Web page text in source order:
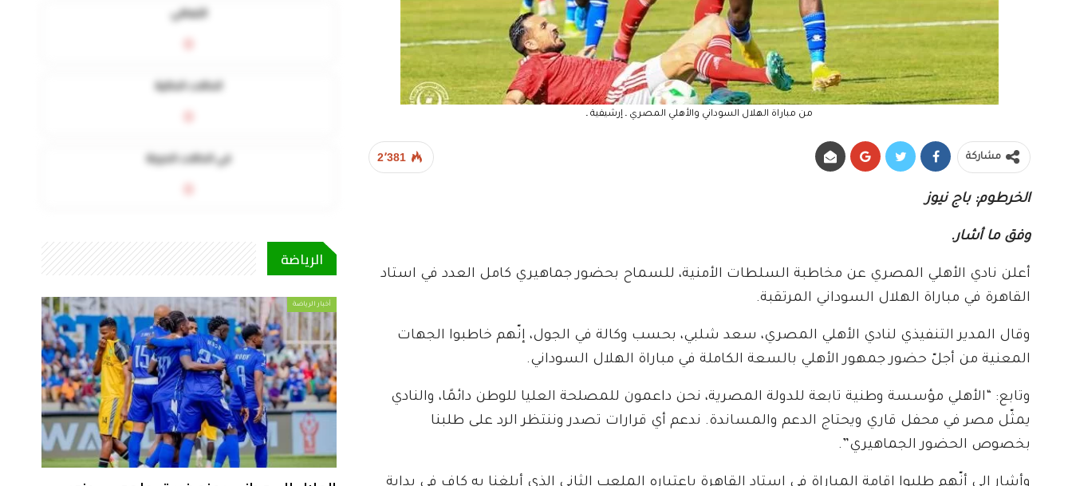
من مباراة الهلال السوداني والأهلي المصري ـ إرشيفية ـ
2٬381 مشاركة
الخرطوم: باج نيوز
وفق ما أشار.
أعلن نادي الأهلي المصري عن مخاطبة السلطات الأمنية، للسماح بحضور جماهيري كامل العدد في استاد
القاهرة في مباراة الهلال السوداني المرتقبة.
وقال المدير التنفيذي لنادي الأهلي المصري، سعد شلبي، بحسب وكالة في الجول، إنّهم خاطبوا الجهات
المعنية من أجلّ حضور جمهور الأهلي بالسعة الكاملة في مباراة الهلال السوداني.
وتابع: “الأهلي مؤسسة وطنية تابعة للدولة المصرية، نحن داعمون للمصلحة العليا للوطن دائمًا، والنادي
يمثّل مصر في محفل قاري ويحتاج الدعم والمساندة. ندعم أي قرارات تصدر وننتظر الرد على طلبنا
بخصوص الحضور الجماهيري”.
التعافي
في الحالات الحرجة
الرياضة
أخبار الرياضة